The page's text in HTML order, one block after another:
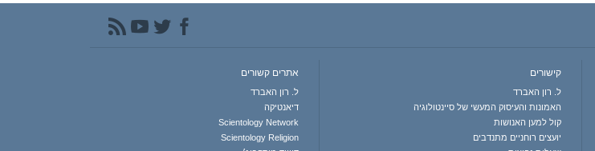
קישורים
ל. רון האברד
האמונות והעיסוק המעשי של סיינטולוגיה
קול למען האנושות
יועצים רוחניים מתנדבים
אתרים קשורים
ל. רון האברד
דיאנטיקה
Scientology Network
Scientology Religion